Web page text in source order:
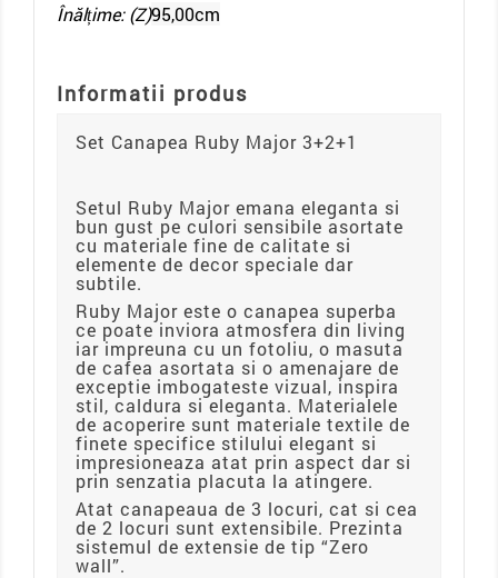
Înălțime: (Z)95,00cm
Informatii produs
Set Canapea Ruby Major 3+2+1
Setul Ruby Major emana eleganta si
bun gust pe culori sensibile asortate
cu materiale fine de calitate si
elemente de decor speciale dar
subtile.
Ruby Major este o canapea superba
ce poate inviora atmosfera din living
iar impreuna cu un fotoliu, o masuta
de cafea asortata si o amenajare de
exceptie imbogateste vizual, inspira
stil, caldura si eleganta. Materialele
de acoperire sunt materiale textile de
finete specifice stilului elegant si
impresioneaza atat prin aspect dar si
prin senzatia placuta la atingere.
Atat canapeaua de 3 locuri, cat si cea
de 2 locuri sunt extensibile. Prezinta
sistemul de extensie de tip “Zero
wall”.